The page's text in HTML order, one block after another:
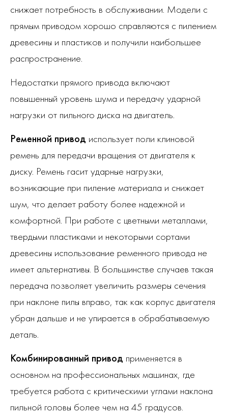
снижает потребность в обслуживании. Модели с
прямым приводом хорошо справляются с пилением
древесины и пластиков и получили наибольшее
распространение.
Недостатки прямого привода включают
повышенный уровень шума и передачу ударной
нагрузки от пильного диска на двигатель.
Ременной привод использует поли клиновой
ремень для передачи вращения от двигателя к
диску. Ремень гасит ударные нагрузки,
возникающие при пиление материала и снижает
шум, что делает работу более надежной и
комфортной. При работе с цветными металлами,
твердыми пластиками и некоторыми сортами
древесины использование ременного привода не
имеет альтернативы. В большинстве случаев такая
передача позволяет увеличить размеры сечения
при наклоне пилы вправо, так как корпус двигателя
убран дальше и не упирается в обрабатываемую
деталь.
Комбинированный привод применяется в
основном на профессиональных машинах, где
требуется работа с критическими углами наклона
пильной головы более чем на 45 градусов.